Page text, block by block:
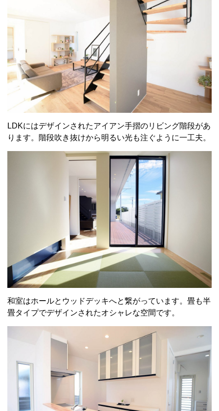
LDKにはデザインされたアイアン手摺のリビング階段があ
ります。階段吹き抜けから明るい光も注ぐように一工夫。
和室はホールとウッドデッキへと繋がっています。畳も半
畳タイプでデザインされたオシャレな空間です。